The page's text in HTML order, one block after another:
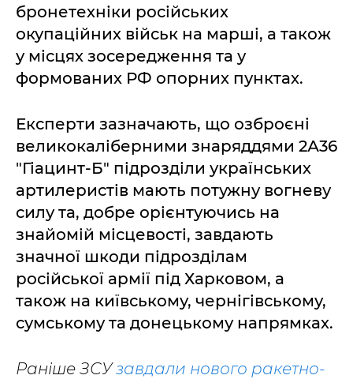
бронетехніки російських
окупаційних військ на марші, а також
у місцях зосередження та у
формованих РФ опорних пунктах.
Експерти зазначають, що озброєні
великокаліберними знаряддями 2А36
"Гіацинт-Б" підрозділи українських
артилеристів мають потужну вогневу
силу та, добре орієнтуючись на
знайомій місцевості, завдають
значної шкоди підрозділам
російської армії під Харковом, а
також на київському, чернігівському,
сумському та донецькому напрямках.
Раніше ЗСУзавдали нового ракетно-